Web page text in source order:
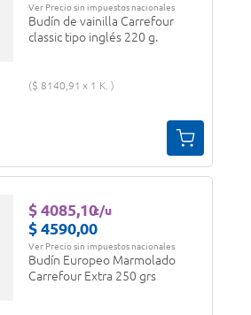
Ver Precio sin impuestos nacionales
Budín de vainilla Carrefour
classic tipo inglés 220 g.
$ 8140 91 1 K.
$ 4085,10c/u
$ 4590,00
Ver Precio sin impuestos nacionales
Budín Europeo Marmolado
Carrefour Extra 250 grs